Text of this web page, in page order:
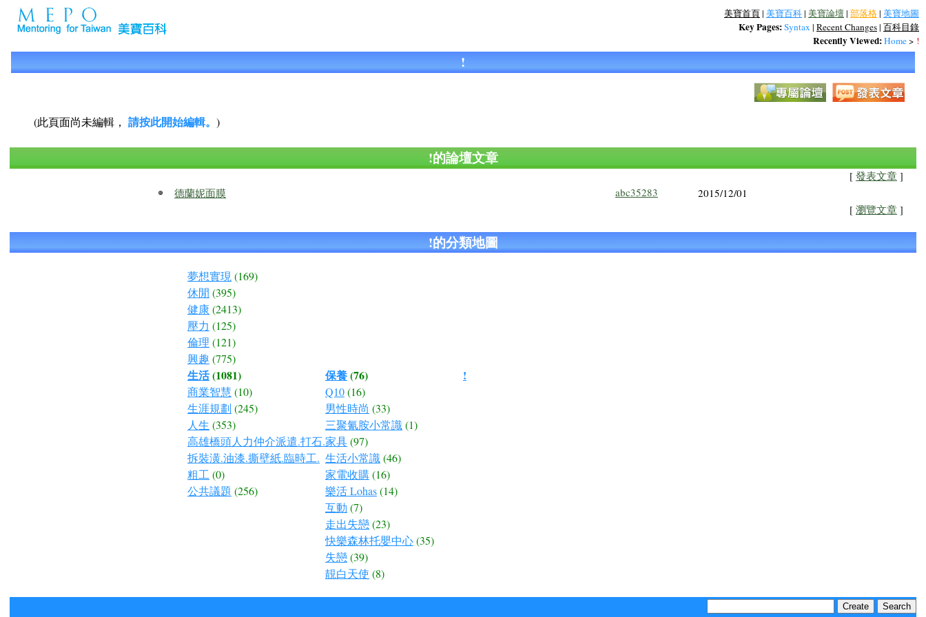
美寶首頁| 美寶百科| 美寶論壇| 部落格| 美寶地圖
Key Pages:Syntax | Recent Changes| 百科目錄
Recently Viewed:Home> !
!
(此頁面尚未編輯， 請按此開始編輯。 )
!的論壇文章
[ 發表文章 ]
德蘭妮面膜 abc35283 2015/12/01
[ 瀏覽文章 ]
!的分類地圖
夢想實現(169)
休閒 (395)
健康(2413)
壓力 (125)
倫理 (121)
興趣 (775)
生活(1081)
商業智慧 (10)
生涯規劃 (245)
人生 (353)
高雄橋頭人力仲介派遣.打石.
拆裝潢.油漆.撕壁紙.臨時工.
粗工(0)
公共議題 (256)
保養(76)
Q10(16)
男性時尚 (33)
三聚氰胺小常識(1)
家具(97)
生活小常識(46)
家電收購(16)
樂活 Lohas(14)
互動 (7)
走出失戀(23)
快樂森林托嬰中心(35)
失戀(39)
靚白天使 (8)
!